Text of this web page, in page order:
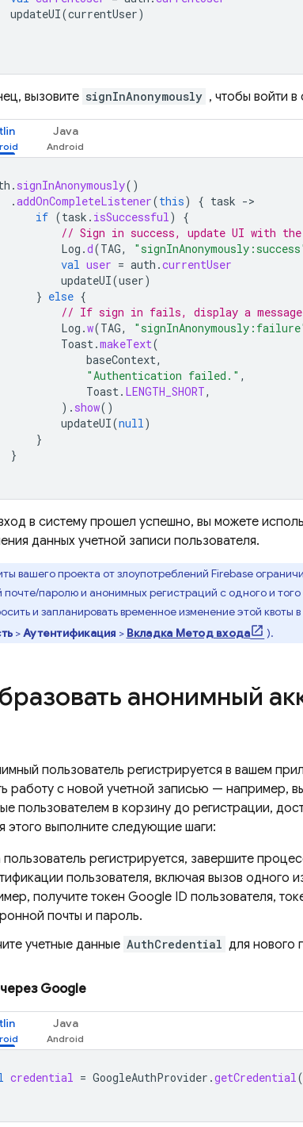
updateUI(currentUser)
вызовите signInAnonymously , чтобы войти
Java
. signInAnonymously()
.addOnCompleteListener(this) { task -
if (task . isSuccessful)
{
// Sign in success, update UI with
Log .d(TAG,
val user = auth .currentUser
updateUI(user)
} else {
// If sign in fails, display a
Log .w(TAG,
Toast.makeText(
baseContext,
"Authentication failed." ,
Toast. LENGTH_SHORT,
). show()
updateUI(null)
}
}
в систему прошел успешно, вы можете
данных учетной записи пользователя.
вашего проекта от злоупотреблений Firebase
почте/паролю и анонимных регистраций с одного и
и запланировать временное изменение этой квоты
>Аутентификация > Вкладка Метод входа ).
анонимный
пользователь регистрируется в вашем
работу с новой учетной записью — например,
пользователем в корзину до регистрации,
этого выполните следующие шаги:
пользователь регистрируется, завершите
пользователя, включая вызов одного
получите токен Google ID пользователя,
почты и пароль.
учетные данные AuthCredential для нового
Google
Java
credential = GoogleAuthProvider .getCredential(